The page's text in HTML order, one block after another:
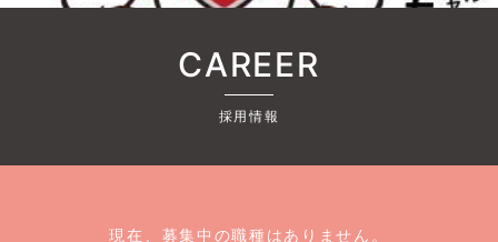
CAREER
採用情報
現在、募集中の職種はありません。